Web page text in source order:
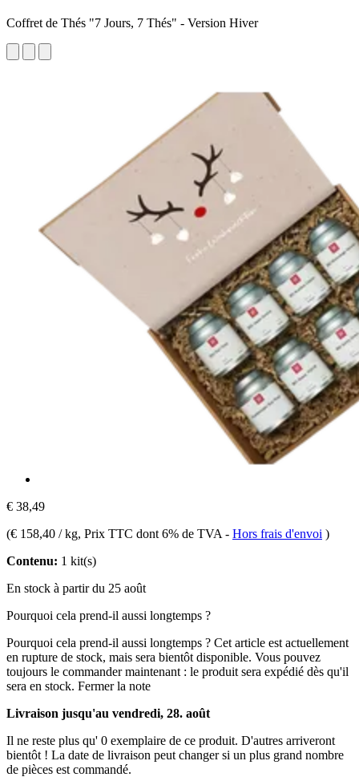
Coffret de Thés "7 Jours, 7 Thés" - Version Hiver
€ 38,49
(€ 158,40 / kg, Prix TTC dont 6% de TVA - Hors frais d'envoi )
Contenu: 1 kit(s)
En stock à partir du 25 août
Pourquoi cela prend-il aussi longtemps ?
Pourquoi cela prend-il aussi longtemps ? Cet article est actuellement
en rupture de stock, mais sera bientôt disponible. Vous pouvez
toujours le commander maintenant : le produit sera expédié dès qu'il
sera en stock. Fermer la note
Livraison jusqu'au vendredi, 28. août
Il ne reste plus qu' 0 exemplaire de ce produit. D'autres arriveront
bientôt ! La date de livraison peut changer si un plus grand nombre
de pièces est commandé.